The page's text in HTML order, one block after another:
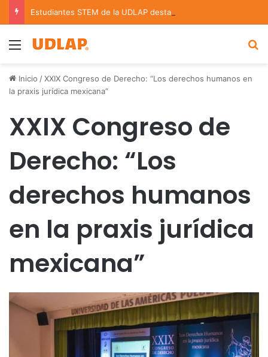
Menu
Inicio /XXIX Congreso de Derecho: “Los derechos humanos en
la praxis jurídica mexicana”
XXIX Congreso de
Derecho: “Los
derechos humanos
en la praxis jurídica
mexicana”